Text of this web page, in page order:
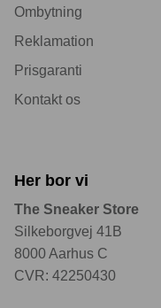
Ombytning
Reklamation
Prisgaranti
Kontakt os
Her bor vi
The Sneaker Store
Silkeborgvej 41B
8000 Aarhus C
CVR: 42250430